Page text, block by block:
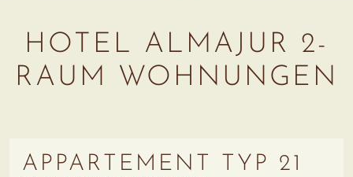
HOTEL ALMAJUR 2-
RAUM WOHNUNGEN
APPARTEMENT TYP 21